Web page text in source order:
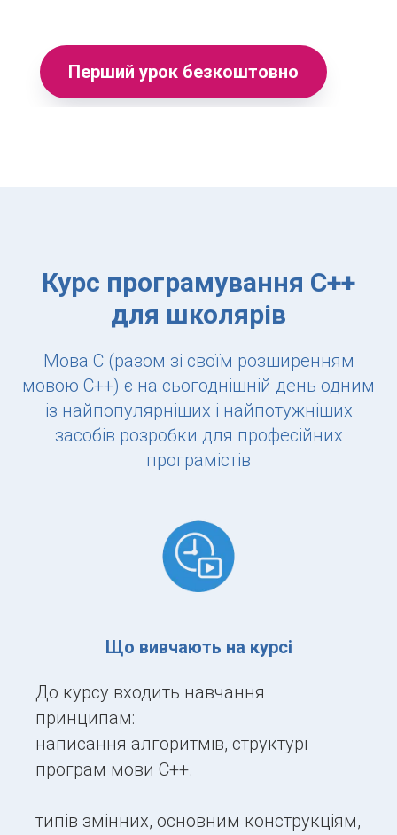
Перший урок безкоштовно
Курс програмування C++
для школярів
Мова C (разом зі своїм розширенням
мовою C++) є на сьогоднішній день одним
із найпопулярніших і найпотужніших
засобів розробки для професійних
програмістів
Що вивчають на курсі
До курсу входить навчання
принципам:
написання алгоритмів, структурі
програм мови С++.
типів змінних, основним конструкціям,